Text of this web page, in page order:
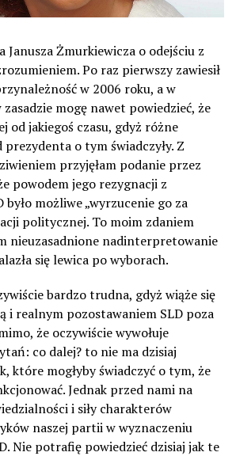
Janusza Żmurkiewicza o odejściu z
Po raz pierwszy zawiesił
w 2006 roku, a w
mogę nawet powiedzieć, że
od jakiegoś czasu, gdyż różne
prezydenta o tym świadczyły. Z
przyjęłam podanie przez
powodem jego rezygnacji z
było możliwe „wyrzucenie go za
politycznej. To moim zdaniem
nieuzasadnione nadinterpretowanie
się lewica po wyborach.
bardzo trudna, gdyż wiąże się
i realnym pozostawaniem SLD poza
że oczywiście wywołuje
co dalej? to nie ma dzisiaj
które mogłyby świadczyć o tym, że
Jednak przed nami na
i siły charakterów
naszej partii w wyznaczeniu
Nie potrafię powiedzieć dzisiaj jak te